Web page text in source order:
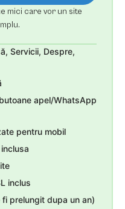
mici care vor un site
Servicii, Despre,
apel/WhatsApp
pentru mobil
inclus
prelungit dupa un an)